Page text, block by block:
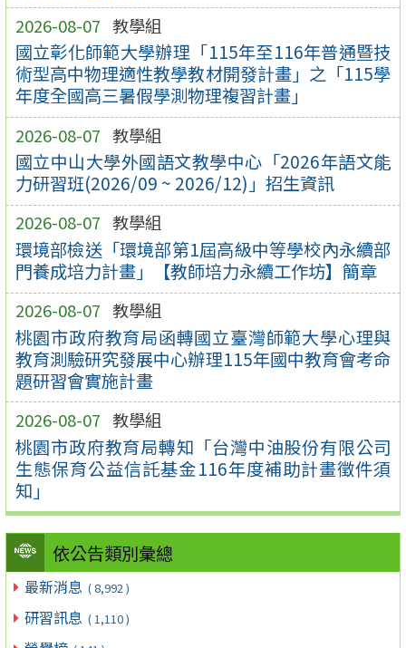
2026-08-07 教學組
國立彰化師範大學辦理「115年至116年普通暨技
術型高中物理適性教學教材開發計畫」之「115學
年度全國高三暑假學測物理複習計畫」
2026-08-07 教學組
國立中山大學外國語文教學中心「2026年語文能
力研習班(2026/09 ~ 2026/12)」招生資訊
2026-08-07 教學組
環境部檢送「環境部第1屆高級中等學校內永續部
門養成培力計畫」【教師培力永續工作坊】簡章
2026-08-07 教學組
桃園市政府教育局函轉國立臺灣師範大學心理與
教育測驗研究發展中心辦理115年國中教育會考命
題研習會實施計畫
2026-08-07 教學組
桃園市政府教育局轉知「台灣中油股份有限公司
生態保育公益信託基金116年度補助計畫徵件須
知」
依公告類別彙總
最新消息 ( 8,992 )
研習訊息 ( 1,110 )